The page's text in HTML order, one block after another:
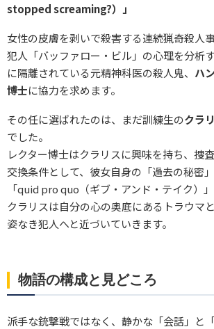
stopped screaming?）」
女性の皮膚を剥いで殺害する連続猟奇殺人
犯人「バッファロー・ビル」の心理を分析
に隔離されている元精神科医の殺人鬼、 ハ
博士に協力を求めます。
その任に選ばれたのは、まだ訓練生のクラ
でした。
レクター博士はクラリスに興味を持ち、捜
交換条件として、彼女自身の「過去の秘密」
「quid pro quo（ギブ・アンド・テイク）」
クラリスは自分の心の奥底にあるトラウマ
姿なき犯人へと近づいていきます。
物語の構成と見どころ
派手な銃撃戦ではなく、静かな「会話」と